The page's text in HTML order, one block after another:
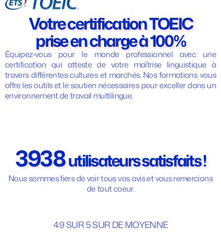
Votre certification TOEIC
prise en charge à 100%
Impressionnez
vos proches.
Équipez-vous pour le monde professionnel avec une
certification qui atteste de votre maîtrise linguistique à
travers différentes cultures et marchés. Nos formations vous
offre les outils et le soutien nécessaires pour exceller dans un
environnement de travail multilingue.
3938utilisateurs satisfaits !
Nous sommes fiers de voir tous vos avis et vous remercions
de tout coeur.
4.9 SUR 5 SUR DE MOYENNE